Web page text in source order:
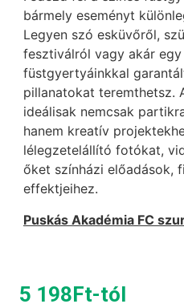
bármely eseményt
Legyen szó esküvőről,
fesztiválról vagy akár
füstgyertyáinkkal
pillanatokat teremthetsz.
ideálisak nemcsak
hanem kreatív
lélegzetelállító fotókat,
őket színházi előadások,
effektjeihez.
Puskás Akadémia FC
5 198Ft-tól